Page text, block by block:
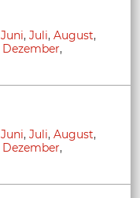
Juni, Juli, August,
Dezember,
Juni, Juli, August,
Dezember,